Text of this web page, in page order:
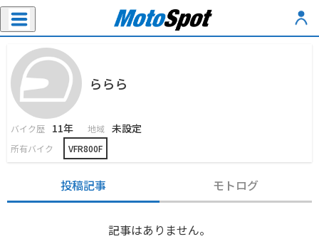
ららら
バイク歴 11年 地域 未設定
所有バイク VFR800F
投稿記事 モトログ
記事はありません。